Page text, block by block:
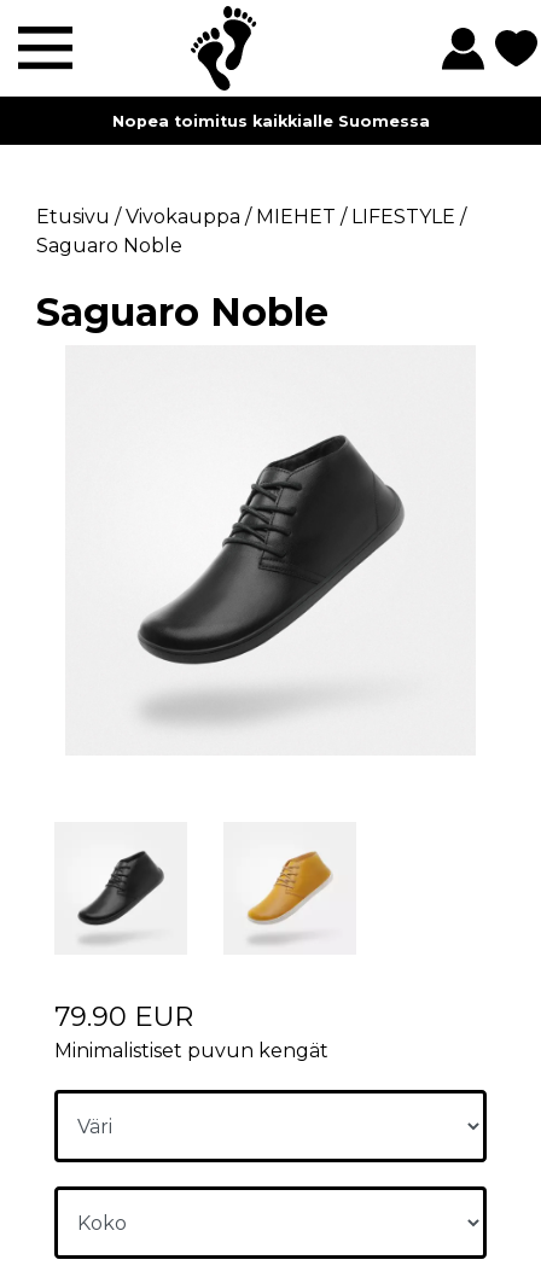
Nopea toimitus kaikkialle Suomessa
Etusivu /Vivokauppa / MIEHET / LIFESTYLE /
Saguaro Noble
Saguaro Noble
79.90 EUR
Minimalistiset puvun kengät